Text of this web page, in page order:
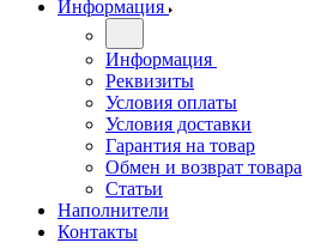
Информация
Информация
Реквизиты
Условия оплаты
Условия доставки
Гарантия на товар
Обмен и возврат товара
Статьи
Наполнители
Контакты